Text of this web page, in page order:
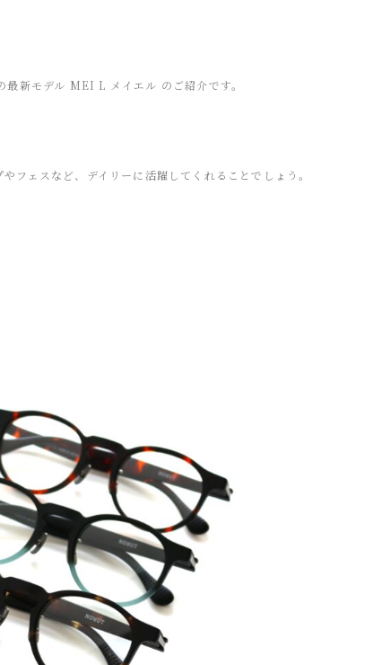
新モデル MEI L メイエル のご紹介です。
フェスなど、デイリーに活躍してくれることでしょう。